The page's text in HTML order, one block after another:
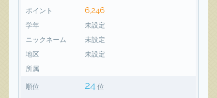
ポイント 6,246
学年
未設定
ニックネーム
未設定
地区
未設定
所属
順位 24 位